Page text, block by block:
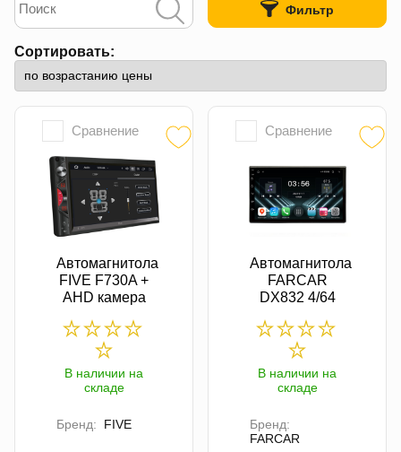
Фильтр
Сортировать:
Сравнение
Автомагнитола
FIVE F730A +
AHD камера
В наличии на
складе
Бренд: FIVE
Сравнение
Автомагнитола
FARCAR
DX832 4/64
В наличии на
складе
Бренд:
FARCAR